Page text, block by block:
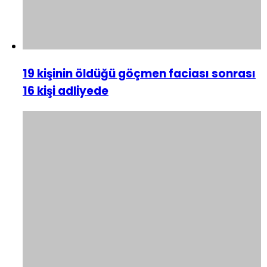
19 kişinin öldüğü göçmen faciası sonrası
16 kişi adliyede